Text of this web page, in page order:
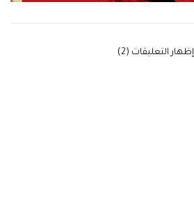
‫إظهار التعليقات (2)